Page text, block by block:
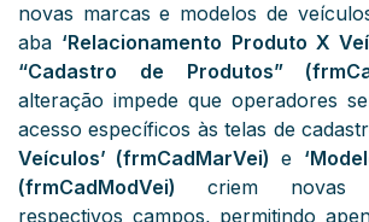
novas marcas e modelos de
aba ‘Relacionamento Produto X
“Cadastro de Produtos”
alteração impede que operadores
acesso específicos às telas de
Veículos’ (frmCadMarVei) e
(frmCadModVei) criem novas
respectivos campos, permitindo